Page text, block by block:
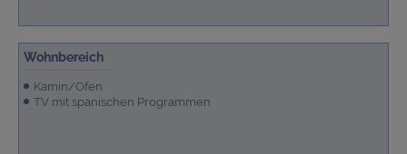
Wohnbereich
Kamin/Ofen
TV mit spanischen Programmen